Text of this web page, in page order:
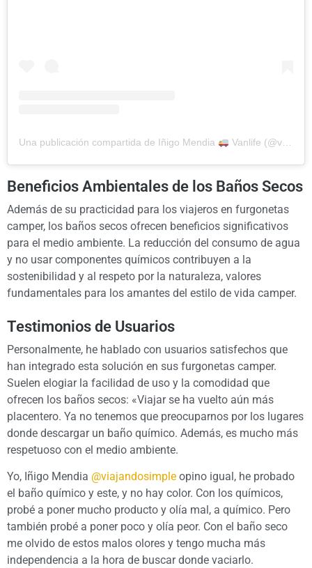
Una publicación compartida de Iñigo Mendia Vanlife (@viajandosimple)
Beneficios Ambientales de los Baños Secos
Además de su practicidad para los viajeros en furgonetas
camper, los baños secos ofrecen beneficios significativos
para el medio ambiente. La reducción del consumo de agua
y no usar componentes químicos contribuyen a la
sostenibilidad y al respeto por la naturaleza, valores
fundamentales para los amantes del estilo de vida camper.
Testimonios de Usuarios​
Personalmente, he hablado con usuarios satisfechos que
han integrado esta solución en sus furgonetas camper.
Suelen elogiar la facilidad de uso y la comodidad que
ofrecen los baños secos: «Viajar se ha vuelto aún más
placentero. Ya no tenemos que preocuparnos por los lugares
donde descargar un baño químico. Además, es mucho más
respetuoso con el medio ambiente.
Yo, Iñigo Mendia @viajandosimple opino igual, he probado
el baño químico y este, y no hay color. Con los químicos,
probé a poner mucho producto y olía mal, a químico. Pero
también probé a poner poco y olía peor. Con el baño seco
me olvido de estos malos olores y tengo mucha más
independencia a la hora de buscar donde vaciarlo.